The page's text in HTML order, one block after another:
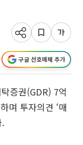
구글 선호매체 추가
증권(GDR) 7억
며 투자의견 ‘매